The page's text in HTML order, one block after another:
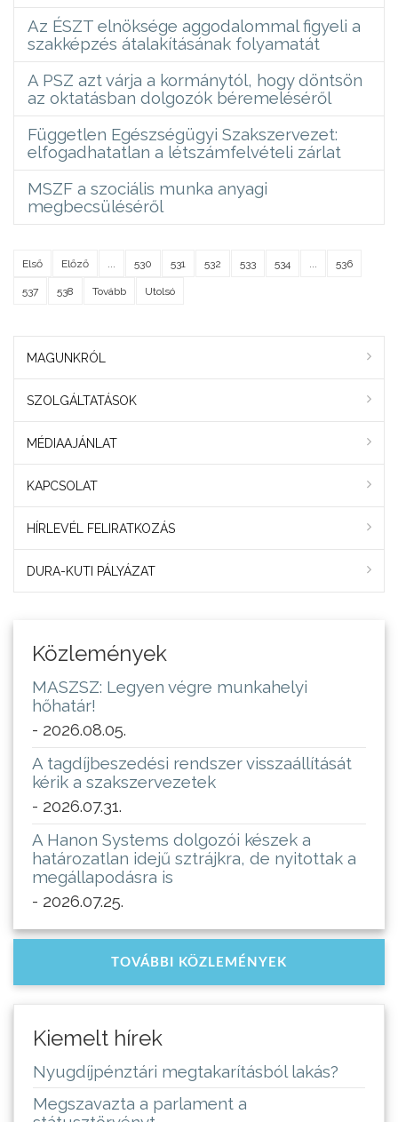
Az ÉSZT elnöksége aggodalommal figyeli a
szakképzés átalakításának folyamatát
A PSZ azt várja a kormánytól, hogy döntsön
az oktatásban dolgozók béremeléséről
Független Egészségügyi Szakszervezet:
elfogadhatatlan a létszámfelvételi zárlat
MSZF a szociális munka anyagi
megbecsüléséről
Első Előző 530 531 532 533 534 536
537 538 Tovább Utolsó
MAGUNKRÓL
SZOLGÁLTATÁSOK
MÉDIAAJÁNLAT
KAPCSOLAT
HÍRLEVÉL FELIRATKOZÁS
DURA-KUTI PÁLYÁZAT
Közlemények
MASZSZ: Legyen végre munkahelyi
hőhatár!
- 2026.08.05.
A tagdíjbeszedési rendszer visszaállítását
kérik a szakszervezetek
- 2026.07.31.
A Hanon Systems dolgozói készek a
határozatlan idejű sztrájkra, de nyitottak a
megállapodásra is
- 2026.07.25.
TOVÁBBI KÖZLEMÉNYEK
Kiemelt hírek
Nyugdíjpénztári megtakarításból lakás?
Megszavazta a parlament a